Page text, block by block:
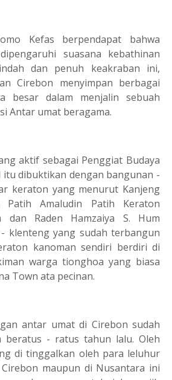
Kefas berpendapat bahwa
suasana kebathinan
dan penuh keakraban ini,
Cirebon menyimpan berbagai
besar dalam menjalin sebuah
Antar umat beragama.
aktif sebagai Penggiat Budaya
dibuktikan dengan bangunan -
keraton yang menurut Kanjeng
Amaludin Patih Keraton
dan Raden Hamzaiya S. Hum
klenteng yang sudah terbangun
kanoman sendiri berdiri di
warga tionghoa yang biasa
Town ata pecinan.
antar umat di Cirebon sudah
beratus - ratus tahun lalu. Oleh
di tinggalkan oleh para leluhur
maupun di Nusantara ini